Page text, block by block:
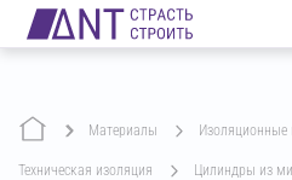
Материалы
техническая изоляция цилиндры из